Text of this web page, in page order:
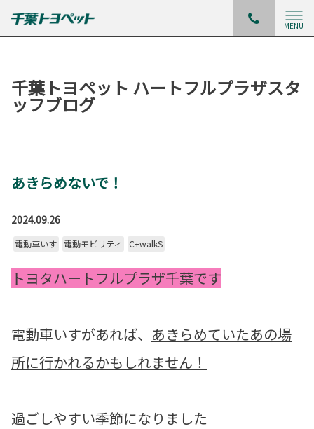
MENU
千葉トヨペット ハートフルプラザスタ
ッフブログ
あきらめないで！
2024.09.26
電動車いす 電動モビリティ C+walkS
トヨタハートフルプラザ千葉です
電動車いすがあれば、 あきらめていたあの場
所に行かれるかもしれません！
過ごしやすい季節になりました